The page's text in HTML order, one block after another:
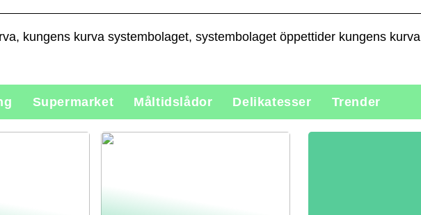
kungens kurva systembolaget, systembolaget öppettider kungens kurva
Supermarket Måltidslådor Delikatesser Trender